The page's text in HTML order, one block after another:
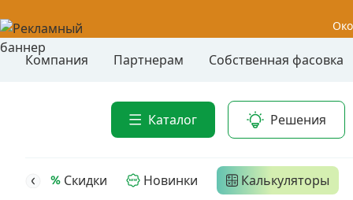
Компания Партнерам Собственная фасовка
Каталог Решения
Распродажа
Уценка
головкой
Скидки Новинки Калькуляторы